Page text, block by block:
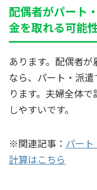
配偶者がパート
金を取れる可能
あります。配偶者
なら、パート・派
ります。夫婦全体
しやすいです。
※関連記事： パー
計算はこちら